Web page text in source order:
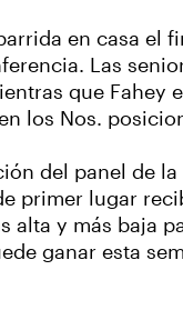
en casa el
Las
que Fahey
los Nos.
del panel de la
primer lugar
alta y más baja
ganar esta